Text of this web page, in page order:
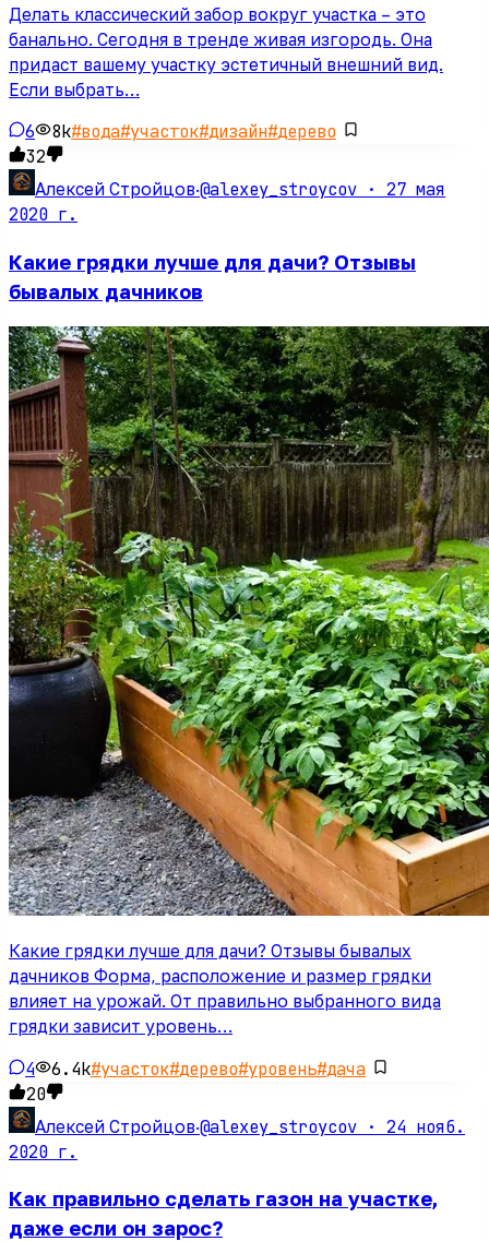
Делать классический забор вокруг участка – это
банально. Сегодня в тренде живая изгородь. Она
придаст вашему участку эстетичный внешний вид.
Если выбрать…
6 8k#вода#участок#дизайн#дерево
32
Алексей Стройцов·@alexey_stroycov · 27 мая
2020 г.
Какие грядки лучше для дачи? Отзывы
бывалых дачников
Какие грядки лучше для дачи? Отзывы бывалых
дачников Форма, расположение и размер грядки
влияет на урожай. От правильно выбранного вида
грядки зависит уровень…
4 6.4k#участок#дерево#уровень#дача
20
Алексей Стройцов·@alexey_stroycov · 24 нояб.
2020 г.
Как правильно сделать газон на участке,
даже если он зарос?